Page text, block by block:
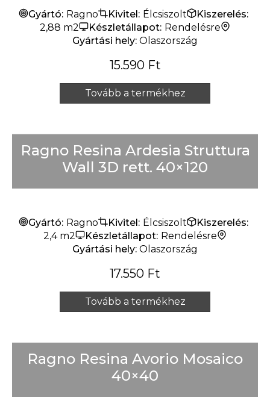
Gyártó: Ragno Kivitel: Élcsiszolt
Kiszerelés:
2,88 m2
Készletállapot: Rendelésre
Gyártási hely: Olaszország
15.590 Ft
Tovább a termékhez
Ragno Resina Ardesia Struttura
Wall 3D rett. 40×120
Gyártó: Ragno Kivitel: Élcsiszolt
Kiszerelés:
2,4 m2
Készletállapot: Rendelésre
Gyártási hely: Olaszország
17.550 Ft
Tovább a termékhez
Ragno Resina Avorio Mosaico
40×40